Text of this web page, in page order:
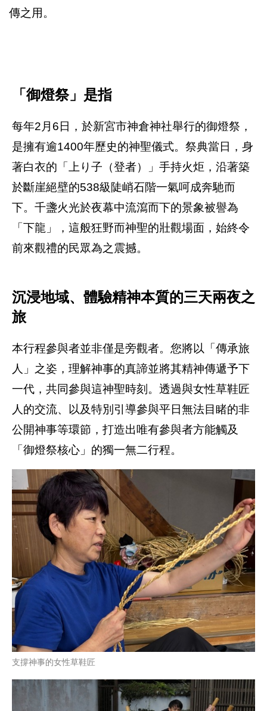
傳之用。
「御燈祭」是指
每年2月6日，於新宮市神倉神社舉行的御燈祭，
是擁有逾1400年歷史的神聖儀式。祭典當日，身
著白衣的「上り子（登者）」手持火炬，沿著築
於斷崖絕壁的538級陡峭石階一氣呵成奔馳而
下。千盞火光於夜幕中流瀉而下的景象被譽為
「下龍」，這般狂野而神聖的壯觀場面，始終令
前來觀禮的民眾為之震撼。
沉浸地域、體驗精神本質的三天兩夜之
旅
本行程參與者並非僅是旁觀者。您將以「傳承旅
人」之姿，理解神事的真諦並將其精神傳遞予下
一代，共同參與這神聖時刻。透過與女性草鞋匠
人的交流、以及特別引導參與平日無法目睹的非
公開神事等環節，打造出唯有參與者方能觸及
「御燈祭核心」的獨一無二行程。
支撐神事的女性草鞋匠